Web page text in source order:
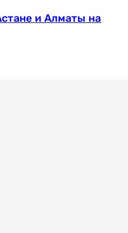
и Алматы на